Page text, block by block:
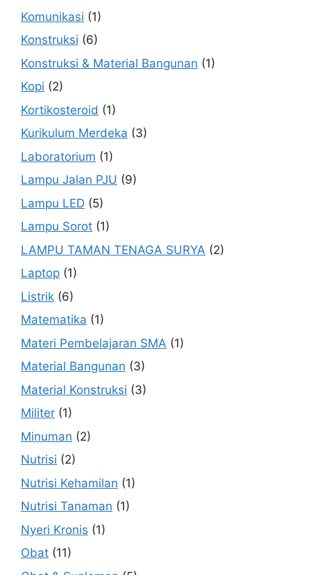
Komunikasi (1)
Konstruksi (6)
Konstruksi & Material Bangunan (1)
Kopi (2)
Kortikosteroid (1)
Kurikulum Merdeka (3)
Laboratorium (1)
Lampu Jalan PJU (9)
Lampu LED (5)
Lampu Sorot (1)
LAMPU TAMAN TENAGA SURYA (2)
Laptop (1)
Listrik (6)
Matematika (1)
Materi Pembelajaran SMA (1)
Material Bangunan (3)
Material Konstruksi (3)
Militer (1)
Minuman (2)
Nutrisi (2)
Nutrisi Kehamilan (1)
Nutrisi Tanaman (1)
Nyeri Kronis (1)
Obat (11)